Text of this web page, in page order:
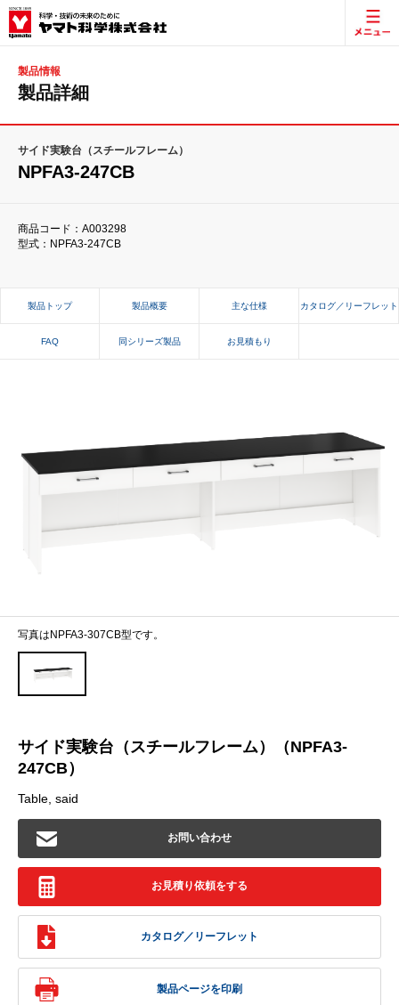
製品情報
製品詳細
サイド実験台（スチールフレーム）
NPFA3-247CB
商品コード：A003298
型式：NPFA3-247CB
製品トップ 製品概要 主な仕様 カタログ／リーフレット
FAQ 同シリーズ製品 お見積もり
写真はNPFA3-307CB型です。
サイド実験台（スチールフレーム）（NPFA3-
247CB）
Table, said
お問い合わせ
お見積り依頼をする
カタログ／リーフレット
製品ページを印刷